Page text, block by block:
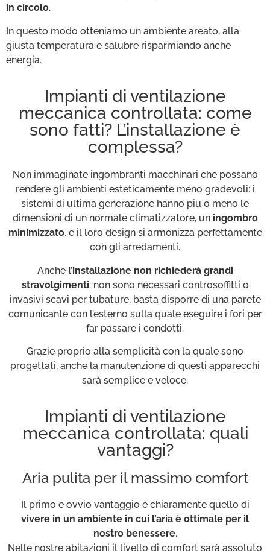
in circolo.
In questo modo otteniamo un ambiente areato, alla
giusta temperatura e salubre risparmiando anche
energia.
Impianti di ventilazione
meccanica controllata: come
sono fatti? L’installazione è
complessa?
Non immaginate ingombranti macchinari che possano
rendere gli ambienti esteticamente meno gradevoli: i
sistemi di ultima generazione hanno più o meno le
dimensioni di un normale climatizzatore, un ingombro
minimizzato, e il loro design si armonizza perfettamente
con gli arredamenti.
Anche l’installazione non richiederà grandi
stravolgimenti: non sono necessari controsoffitti o
invasivi scavi per tubature, basta disporre di una parete
comunicante con l’esterno sulla quale eseguire i fori per
far passare i condotti.
Grazie proprio alla semplicità con la quale sono
progettati, anche la manutenzione di questi apparecchi
sarà semplice e veloce.
Impianti di ventilazione
meccanica controllata: quali
vantaggi?
Aria pulita per il massimo comfort
Il primo e ovvio vantaggio è chiaramente quello di
vivere in un ambiente in cui l’aria è ottimale per il
nostro benessere.
Nelle nostre abitazioni il livello di comfort sarà assoluto